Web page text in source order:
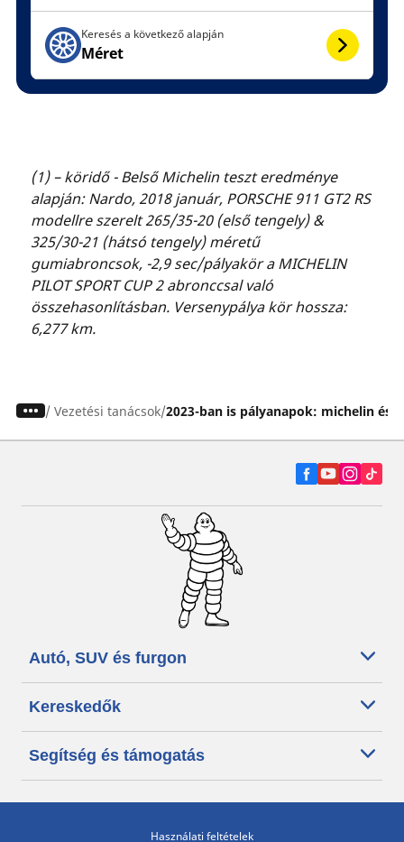
Keresés a következő alapján
Méret
(1) – köridő - Belső Michelin teszt eredménye
alapján: Nardo, 2018 január, PORSCHE 911 GT2 RS
modellre szerelt 265/35-20 (első tengely) &
325/30-21 (hátsó tengely) méretű
gumiabroncsok, -2,9 sec/pályakör a MICHELIN
PILOT SPORT CUP 2 abronccsal való
összehasonlításban. Versenypálya kör hossza:
6,277 km.
/ Vezetési tanácsok 2023-ban is pályanapok: michelin és
Autó, SUV és furgon
Kereskedők
Segítség és támogatás
Használati feltételek